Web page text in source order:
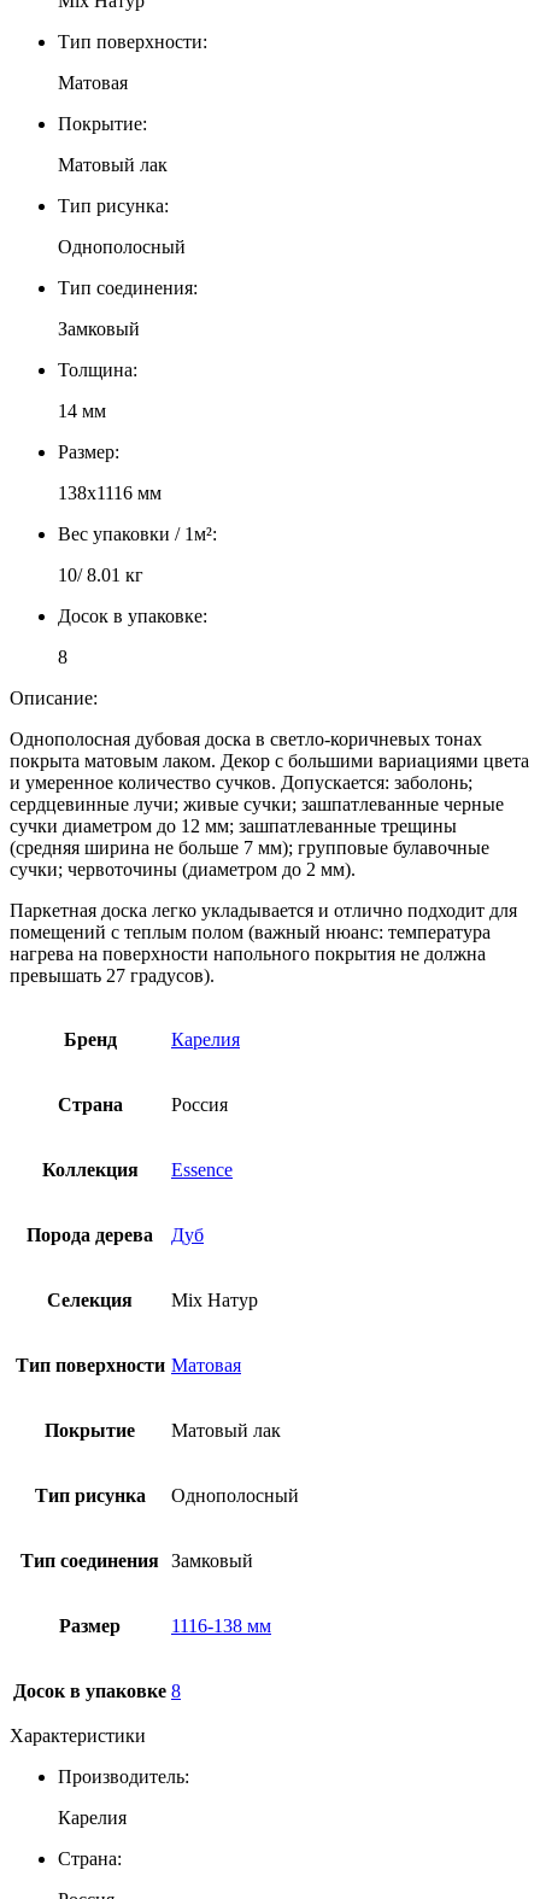
Тип поверхности:
Матовая
Покрытие:
Матовый лак
Тип рисунка:
Однополосный
Тип соединения:
Замковый
Толщина:
14 мм
Размер:
138х1116 мм
Вес упаковки / 1м²:
10/ 8.01 кг
Досок в упаковке:
8
Описание:
Однополосная дубовая доска в светло-коричневых тонах
покрыта матовым лаком. Декор с большими вариациями цвета
и умеренное количество сучков. Допускается: заболонь;
сердцевинные лучи; живые сучки; зашпатлеванные черные
сучки диаметром до 12 мм; зашпатлеванные трещины
(средняя ширина не больше 7 мм); групповые булавочные
сучки; червоточины (диаметром до 2 мм).
Паркетная доска легко укладывается и отлично подходит для
помещений с теплым полом (важный нюанс: температура
нагрева на поверхности напольного покрытия не должна
превышать 27 градусов).
Бренд Карелия
Страна Россия
Коллекция Essence
Порода дерева Дуб
Селекция Mix Натур
Тип поверхности Матовая
Покрытие Матовый лак
Тип рисунка Однополосный
Тип соединения Замковый
Размер 1116-138 мм
Досок в упаковке 8
Характеристики
Производитель:
Карелия
Страна: